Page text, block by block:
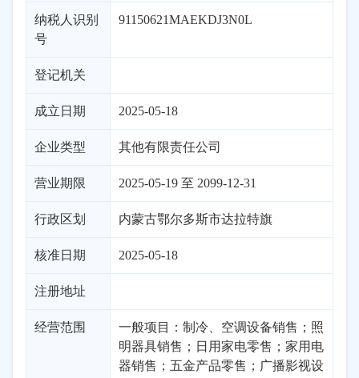
纳税人识别
号
91150621MAEKDJ3N0L
登记机关
成立日期 2025-05-18
企业类型 其他有限责任公司
营业期限 2025-05-19 至 2099-12-31
行政区划 内蒙古鄂尔多斯市达拉特旗
核准日期 2025-05-18
注册地址
经营范围
一般项目：制冷、空调设备销售；照
明器具销售；日用家电零售；家用电
器销售；五金产品零售；广播影视设